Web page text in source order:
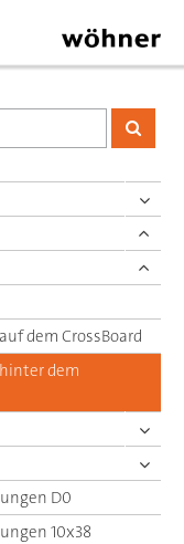
dem CrossBoard
dem
D0
10x38